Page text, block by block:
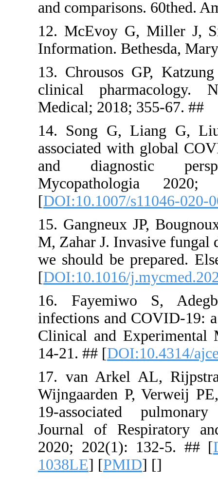
and
12.
13.
clinical
Medical;
14. Song
and
[
15.
M, Zahar
we should
[
16.
infections
Clinical
14-21. ## [
17. van
19-
Journal
2020;
1038LE